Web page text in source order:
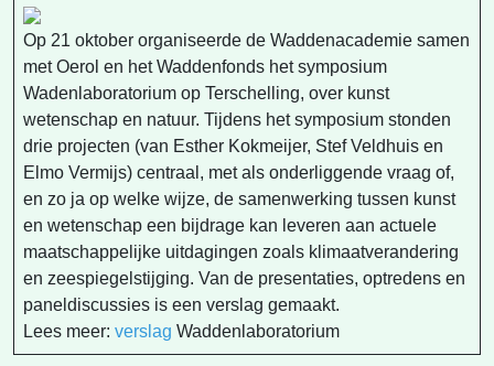
Op 21 oktober organiseerde de Waddenacademie samen
met Oerol en het Waddenfonds het symposium
Wadenlaboratorium op Terschelling, over kunst
wetenschap en natuur. Tijdens het symposium stonden
drie projecten (van Esther Kokmeijer, Stef Veldhuis en
Elmo Vermijs) centraal, met als onderliggende vraag of,
en zo ja op welke wijze, de samenwerking tussen kunst
en wetenschap een bijdrage kan leveren aan actuele
maatschappelijke uitdagingen zoals klimaatverandering
en zeespiegelstijging. Van de presentaties, optredens en
paneldiscussies is een verslag gemaakt.
Lees meer: verslag Waddenlaboratorium